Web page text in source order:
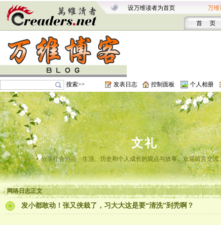
设万维读者为首页 万维
首 页
搜索>> 发表日志 控制面板 个人相册
文礼
分享社会热点、生活、历史和个人成长的观点与故事。欢迎留言交流
网络日志正文
发小都敢动！张又侠栽了，习大大这是要“清洗”到秃啊？